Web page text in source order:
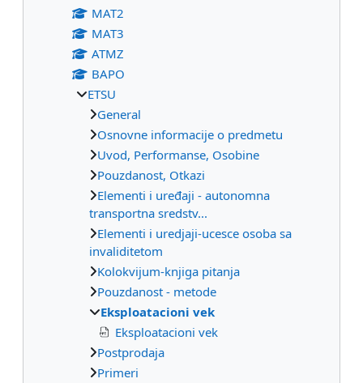
МАТ2
МАТ3
ATMZ
BAPO
ETSU
General
Osnovne informacije o predmetu
Uvod, Performanse, Osobine
Pouzdanost, Otkazi
Elementi i uređaji - autonomna
transportna sredstv...
Elementi i uredjaji-ucesce osoba sa
invaliditetom
Kolokvijum-knjiga pitanja
Pouzdanost - metode
Eksploatacioni vek
Eksploatacioni vek
Postprodaja
Primeri